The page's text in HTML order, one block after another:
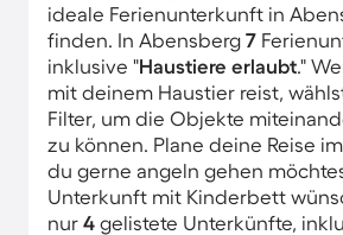
ideale Ferienunterkunft in
finden. In Abensberg 7
inklusive "Haustiere erlaubt."
mit deinem Haustier reist,
Filter, um die Objekte
zu können. Plane deine Reise
du gerne angeln gehen
Unterkunft mit Kinderbett
nur 4 gelistete Unterkünfte,